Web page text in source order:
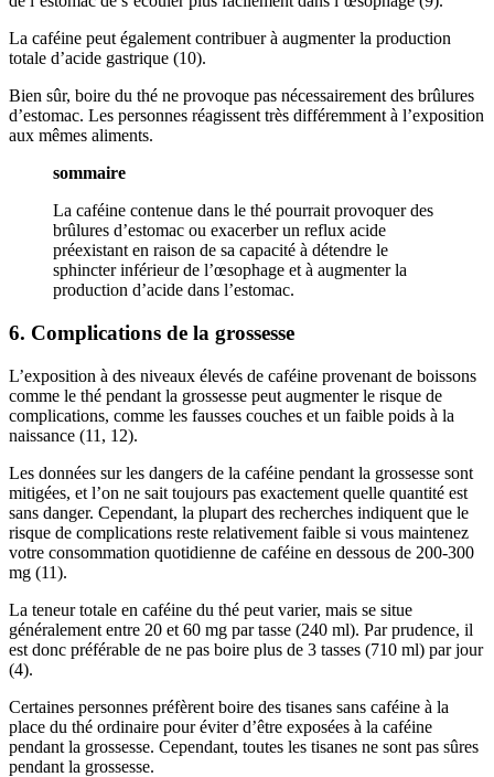
La caféine peut également contribuer à augmenter la production
totale d’acide gastrique (10).
Bien sûr, boire du thé ne provoque pas nécessairement des brûlures
d’estomac. Les personnes réagissent très différemment à l’exposition
aux mêmes aliments.
sommaire
La caféine contenue dans le thé pourrait provoquer des
brûlures d’estomac ou exacerber un reflux acide
préexistant en raison de sa capacité à détendre le
sphincter inférieur de l’œsophage et à augmenter la
production d’acide dans l’estomac.
6. Complications de la grossesse
L’exposition à des niveaux élevés de caféine provenant de boissons
comme le thé pendant la grossesse peut augmenter le risque de
complications, comme les fausses couches et un faible poids à la
naissance (11, 12).
Les données sur les dangers de la caféine pendant la grossesse sont
mitigées, et l’on ne sait toujours pas exactement quelle quantité est
sans danger. Cependant, la plupart des recherches indiquent que le
risque de complications reste relativement faible si vous maintenez
votre consommation quotidienne de caféine en dessous de 200-300
mg (11).
La teneur totale en caféine du thé peut varier, mais se situe
généralement entre 20 et 60 mg par tasse (240 ml). Par prudence, il
est donc préférable de ne pas boire plus de 3 tasses (710 ml) par jour
(4).
Certaines personnes préfèrent boire des tisanes sans caféine à la
place du thé ordinaire pour éviter d’être exposées à la caféine
pendant la grossesse. Cependant, toutes les tisanes ne sont pas sûres
pendant la grossesse.